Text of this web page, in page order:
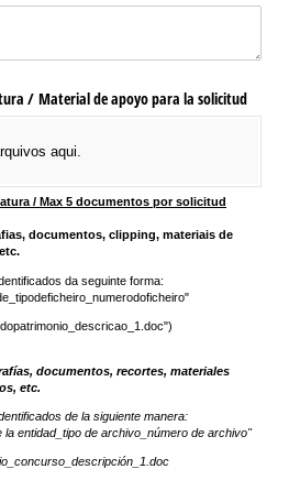
/​ Material de apoyo para la solicitud
aqui.
/ Max 5 documentos por solicitud
documentos, clipping, materiais de
da seguinte forma:
documentos, recortes, materiales
etc.
de la siguiente manera:
entidad_tipo de archivo_número de archivo"